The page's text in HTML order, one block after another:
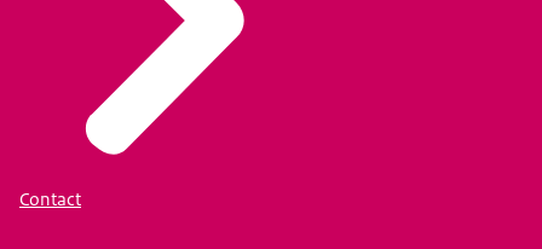
Contact